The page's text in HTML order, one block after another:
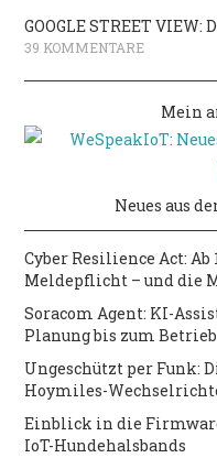
GOOGLE STREET VIEW:
39 KOMMENTARE
Mein
Neues aus
Cyber Resilience Act:
Meldepflicht – und die
Soracom Agent: KI-
Planung bis zum
Ungeschützt per Funk:
Hoymiles-
Einblick in die
IoT-Hundehalsbands